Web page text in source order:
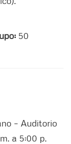
50
– Auditorio
a 5:00 p.